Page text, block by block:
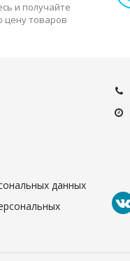
и получайте
цену товаров
данных